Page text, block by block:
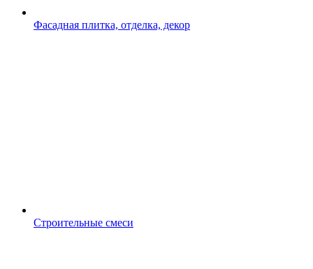
Фасадная плитка, отделка, декор
Строительные смеси